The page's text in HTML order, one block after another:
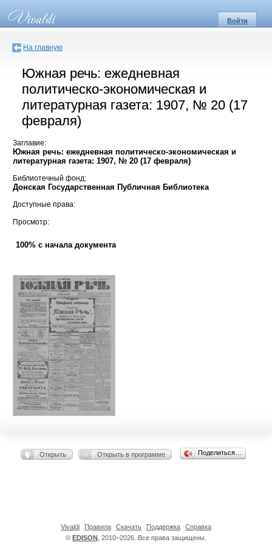
Войти
На главную
Южная речь: ежедневная
политическо-экономическая и
литературная газета: 1907, № 20 (17
февраля)
Заглавие:
Южная речь: ежедневная политическо-экономическая и
литературная газета: 1907, № 20 (17 февраля)
Библиотечный фонд:
Донская Государственная Публичная Библиотека
Доступные права:
Просмотр:
100% с начала документа
Открыть Открыть в программе Поделиться…
© EDISON , 2010–2026. Все права защищены.
Vivaldi Правила Скачать Поддержка Справка